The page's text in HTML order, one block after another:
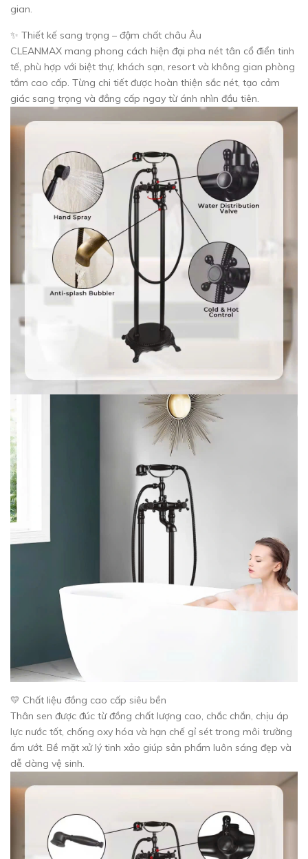
gian.
✨ Thiết kế sang trọng – đậm chất châu Âu
CLEANMAX mang phong cách hiện đại pha nét tân cổ điển tinh
tế, phù hợp với biệt thự, khách sạn, resort và không gian phòng
tắm cao cấp. Từng chi tiết được hoàn thiện sắc nét, tạo cảm
giác sang trọng và đẳng cấp ngay từ ánh nhìn đầu tiên.
💛 Chất liệu đồng cao cấp siêu bền
Thân sen được đúc từ đồng chất lượng cao, chắc chắn, chịu áp
lực nước tốt, chống oxy hóa và hạn chế gỉ sét trong môi trường
ẩm ướt. Bề mặt xử lý tinh xảo giúp sản phẩm luôn sáng đẹp và
dễ dàng vệ sinh.